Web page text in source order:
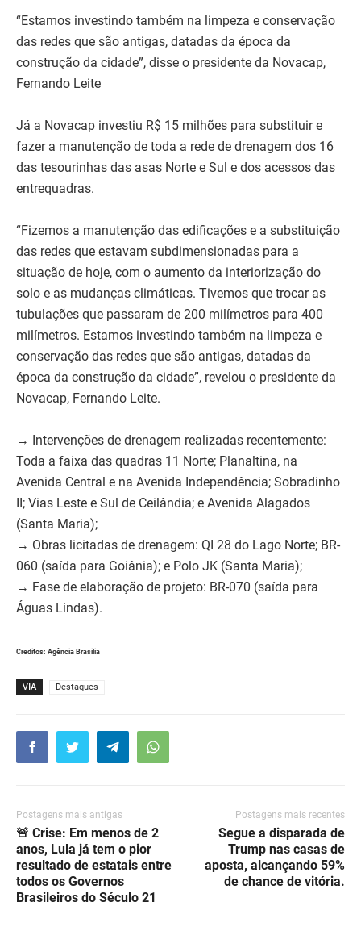
“Estamos investindo também na limpeza e conservação
das redes que são antigas, datadas da época da
construção da cidade”, disse o presidente da Novacap,
Fernando Leite
Já a Novacap investiu R$ 15 milhões para substituir e
fazer a manutenção de toda a rede de drenagem dos 16
das tesourinhas das asas Norte e Sul e dos acessos das
entrequadras.
“Fizemos a manutenção das edificações e a substituição
das redes que estavam subdimensionadas para a
situação de hoje, com o aumento da interiorização do
solo e as mudanças climáticas. Tivemos que trocar as
tubulações que passaram de 200 milímetros para 400
milímetros. Estamos investindo também na limpeza e
conservação das redes que são antigas, datadas da
época da construção da cidade”, revelou o presidente da
Novacap, Fernando Leite.
→ Intervenções de drenagem realizadas recentemente:
Toda a faixa das quadras 11 Norte; Planaltina, na
Avenida Central e na Avenida Independência; Sobradinho
II; Vias Leste e Sul de Ceilândia; e Avenida Alagados
(Santa Maria);
→ Obras licitadas de drenagem: QI 28 do Lago Norte; BR-
060 (saída para Goiânia); e Polo JK (Santa Maria);
→ Fase de elaboração de projeto: BR-070 (saída para
Águas Lindas).
Creditos: Agência Brasilia
VIA Destaques
Postagens mais antigas
🚨 Crise: Em menos de 2
anos, Lula já tem o pior
resultado de estatais entre
todos os Governos
Brasileiros do Século 21
Postagens mais recentes
Segue a disparada de
Trump nas casas de
aposta, alcançando 59%
de chance de vitória.